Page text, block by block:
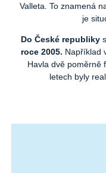
Valleta. To znamená
je
Do České republiky
roce 2005. Například
Havla dvě poměrně
letech byly